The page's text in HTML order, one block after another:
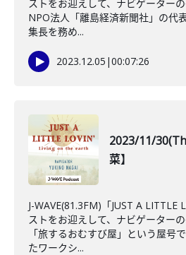
ストをお迎えして、ナビゲーターの
NPO法人「離島経済新聞社」の代
集長を務め...
2023.12.05 |00:07:26
2023/11/
菜】
J-WAVE(81.3FM)「JUST A LITTLE
ストをお迎えして、ナビゲーターの
「旅するおむすび屋」という屋号
たワークシ...